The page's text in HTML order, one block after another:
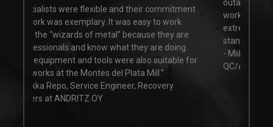
they are
doing.
suitable for
outage maintenance works has been great, in a
working environment which presents
extremely challenging conditions and high-
standards.”
- Miika Vähäkangas, Welding Coordination &
QC/A, Recion Oy